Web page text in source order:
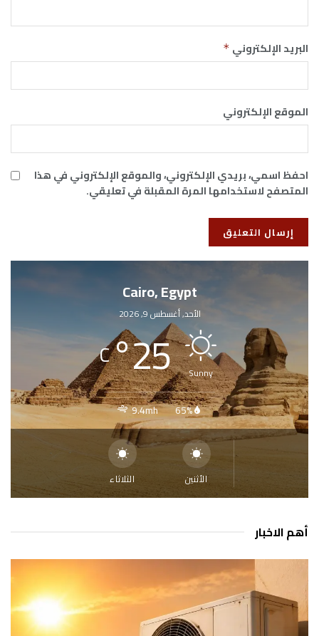
البريد الإلكتروني *
الموقع الإلكتروني
احفظ اسمي، بريدي الإلكتروني، والموقع الإلكتروني في هذا
المتصفح لاستخدامها المرة المقبلة في تعليقي.
Cairo, Egypt
الأحد, أغسطس 9, 2026
Sunny
25
°
C
65%
9.4mh
الأثنين الثلاثاء
أهم الاخبار